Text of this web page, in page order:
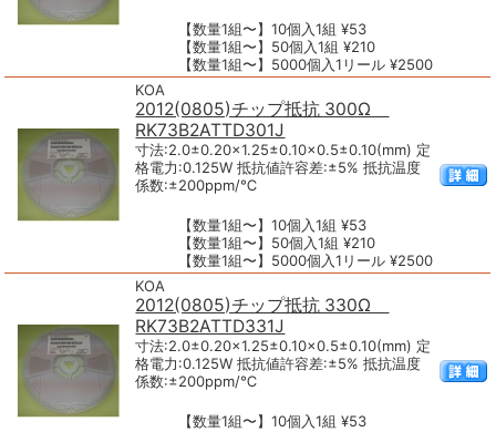
【数量1組〜】10個入1組 ¥53
【数量1組〜】50個入1組 ¥210
【数量1組〜】5000個入1リール ¥2500
KOA
2012(0805)チップ抵抗 300Ω
RK73B2ATTD301J
寸法:2.0±0.20×1.25±0.10×0.5±0.10(mm) 定
格電力:0.125W 抵抗値許容差:±5% 抵抗温度
係数:±200ppm/℃
【数量1組〜】10個入1組 ¥53
【数量1組〜】50個入1組 ¥210
【数量1組〜】5000個入1リール ¥2500
KOA
2012(0805)チップ抵抗 330Ω
RK73B2ATTD331J
寸法:2.0±0.20×1.25±0.10×0.5±0.10(mm) 定
格電力:0.125W 抵抗値許容差:±5% 抵抗温度
係数:±200ppm/℃
【数量1組〜】10個入1組 ¥53